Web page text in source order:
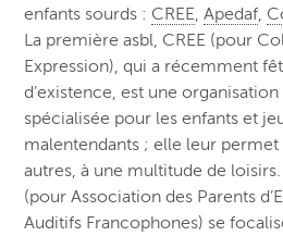
enfants sourds : CREE,Apedaf,
La première asbl, CREE (pour
Expression), qui a récemment
d’existence, est une
spécialisée pour les enfants et
malentendants ; elle leur permet
autres, à une multitude de loisirs.
(pour Association des Parents
Auditifs Francophones) se